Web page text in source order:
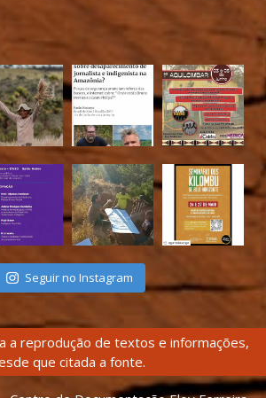
Seguir no Instagram
a reprodução de textos e informações,
que citada a fonte.